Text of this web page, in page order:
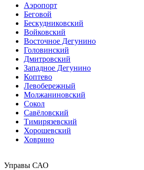
Аэропорт
Беговой
Бескудниковский
Войковский
Восточное Дегунино
Головинский
Дмитровский
Западное Дегунино
Коптево
Левобережный
Молжаниновский
Сокол
Савёловский
Тимирязевский
Хорошевский
Ховрино
Управы САО